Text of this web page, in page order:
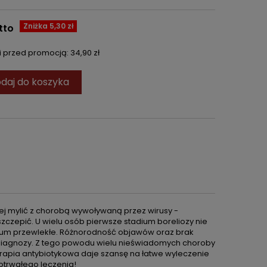
Zniżka 5,30 zł
przed promocją: 34,90 zł
do koszyka
mylić z chorobą wywoływaną przez wirusy -
U wielu osób pierwsze stadium boreliozy nie
przewlekłe. Różnorodność objawów oraz brak
Z tego powodu wielu nieświadomych choroby
antybiotykowa daje szansę na łatwe wyleczenie
leczenia!